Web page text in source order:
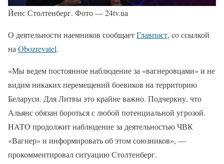
Йенс Столтенберг. Фото — 24tv.ua
О деятельности наемников сообщаетГлавпост, co ссылкой
на Obozrevatel.
«Мы ведем постоянное наблюдение за «вагнеровцами» и не
видим никаких перемещений боевиков на территорию
Беларуси. Для Литвы это крайне важно. Подчеркну, что
Альянс обязан бороться с любой потенциальной угрозой.
HATO продолжит наблюдение за деятельностью ЧВК
«Вагнер» и информировать об этом союзников», —
прокомментировал ситуацию Столтенберг.